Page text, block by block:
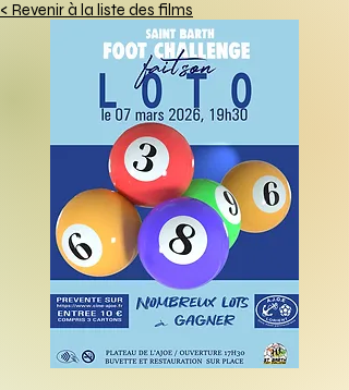
< Revenir à la liste des films